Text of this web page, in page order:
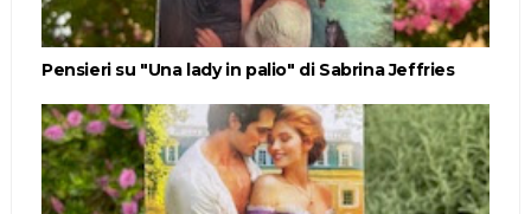
Pensieri su "Una lady in palio" di Sabrina Jeffries